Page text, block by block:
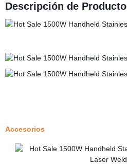
Descripción de Producto
Accesorios